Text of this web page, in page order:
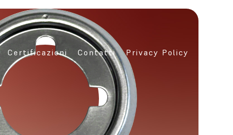
Certificazioni Contatti Privacy Policy